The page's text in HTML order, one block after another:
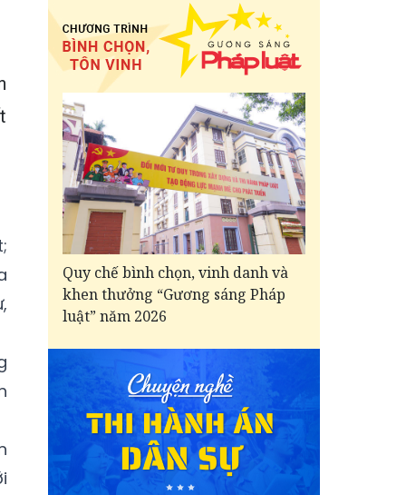
Quy chế bình chọn, vinh danh và
khen thưởng “Gương sáng Pháp
luật” năm 2026